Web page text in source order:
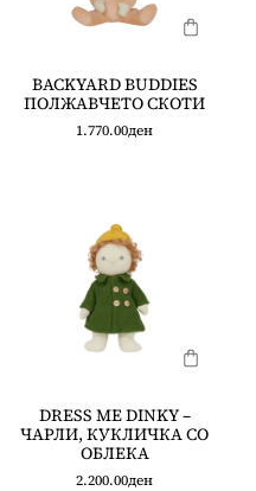
BACKYARD BUDDIES
ПОЛЖАВЧЕТО СКОТИ
1.770.00ден
DRESS ME DINKY –
ЧАРЛИ, КУКЛИЧКА СО
ОБЛЕКА
2.200.00ден